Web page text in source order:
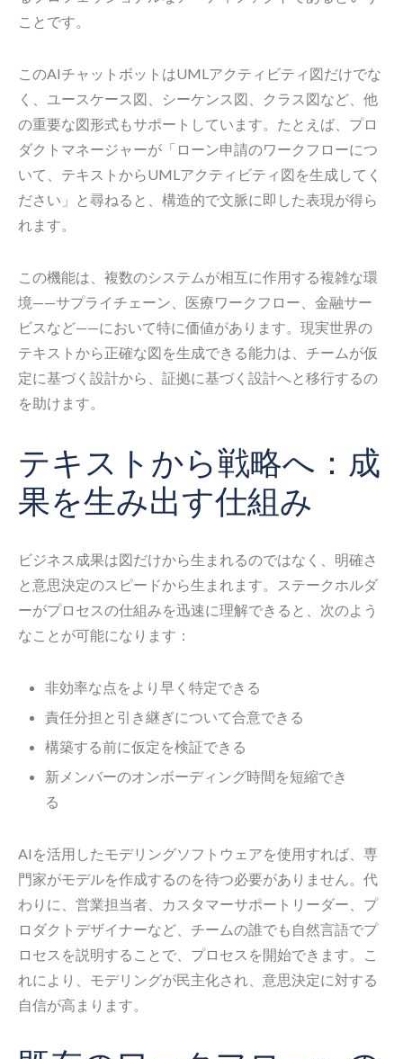
ことです。
このAIチャットボットはUMLアクティビティ図だけでな
く、ユースケース図、シーケンス図、クラス図など、他
の重要な図形式もサポートしています。たとえば、プロ
ダクトマネージャーが「ローン申請のワークフローにつ
いて、テキストからUMLアクティビティ図を生成してく
ださい」と尋ねると、構造的で文脈に即した表現が得ら
れます。
この機能は、複数のシステムが相互に作用する複雑な環
境——サプライチェーン、医療ワークフロー、金融サー
ビスなど——において特に価値があります。現実世界の
テキストから正確な図を生成できる能力は、チームが仮
定に基づく設計から、証拠に基づく設計へと移行するの
を助けます。
テキストから戦略へ：成
果を生み出す仕組み
ビジネス成果は図だけから生まれるのではなく、明確さ
と意思決定のスピードから生まれます。ステークホルダ
ーがプロセスの仕組みを迅速に理解できると、次のよう
なことが可能になります：
非効率な点をより早く特定できる
責任分担と引き継ぎについて合意できる
構築する前に仮定を検証できる
新メンバーのオンボーディング時間を短縮でき
る
AIを活用したモデリングソフトウェアを使用すれば、専
門家がモデルを作成するのを待つ必要がありません。代
わりに、営業担当者、カスタマーサポートリーダー、プ
ロダクトデザイナーなど、チームの誰でも自然言語でプ
ロセスを説明することで、プロセスを開始できます。こ
れにより、モデリングが民主化され、意思決定に対する
自信が高まります。